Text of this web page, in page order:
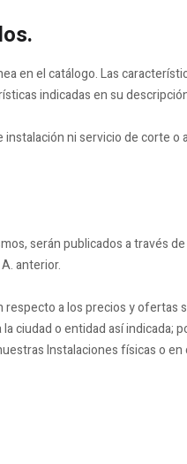
en el catálogo. Las
indicadas en su
ni servicio de corte
serán publicados a través
anterior.
a los precios y
ciudad o entidad así indicada;
Instalaciones físicas o